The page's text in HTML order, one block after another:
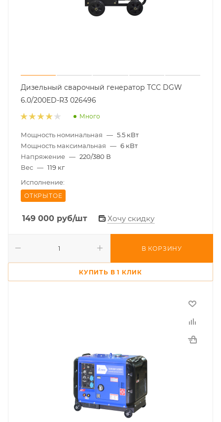
Дизельный сварочный генератор ТСС DGW
6.0/200ED-R3 026496
Много
Мощность номинальная — 5.5 кВт
Мощность максимальная — 6 кВт
Напряжение — 220/380 В
Вес — 119 кг
Исполнение:
ОТКРЫТОЕ
149 000 руб/шт Хочу скидку
В КОРЗИНУ
КУПИТЬ В 1 КЛИК